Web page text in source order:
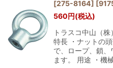
[275-8164] [
560円(税込)
トラスコ中山（
特長 ・ナットの
で、ロープ、鎖、
ます。 用途 ・機